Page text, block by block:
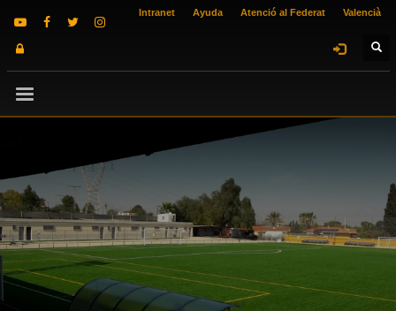
Intranet Ayuda Atenció al Federat Valencià